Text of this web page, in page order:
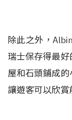
除此之外，
瑞士保存得最
屋和石頭鋪成的
讓遊客可以欣賞